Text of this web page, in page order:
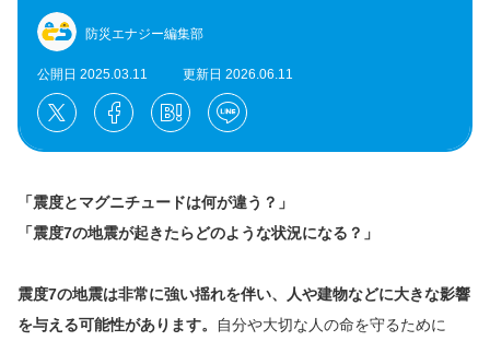
防災エナジー編集部
公開日 2025.03.11 更新日 2026.06.11
「震度とマグニチュードは何が違う？」
「震度7の地震が起きたらどのような状況になる？」
震度7の地震は非常に強い揺れを伴い、人や建物などに大きな影響
を与える可能性があります。
自分や大切な人の命を守るために